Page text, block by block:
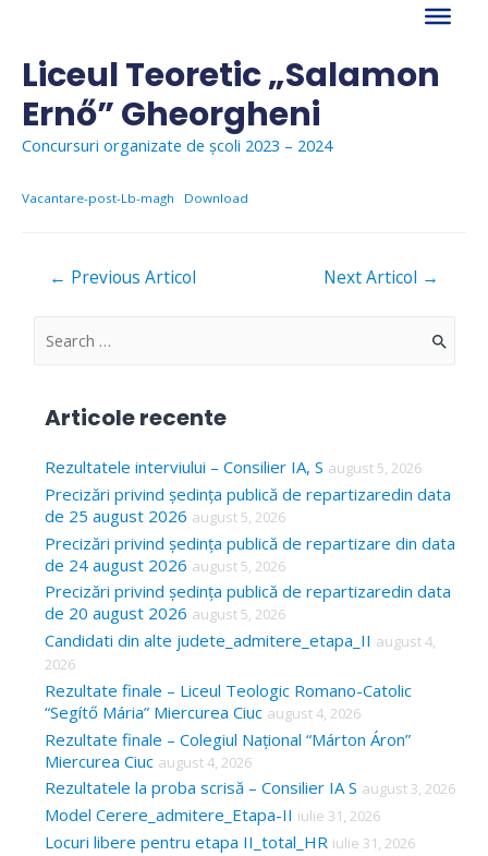
contentLiceul Teoretic „Salamon
Ernő” Gheorgheni
Concursuri organizate de școli 2023 – 2024
Vacantare-post-Lb-magh Download
Navigare
← Previous Articol Next Articol →
S
c
h
f
o
r
:
Articole recente
Rezultatele interviului – Consilier IA, S august 5, 2026
Precizări privind ședința publică de repartizaredin data
de 25 august 2026 august 5, 2026
Precizări privind ședința publică de repartizare din data
de 24 august 2026 august 5, 2026
Precizări privind ședința publică de repartizaredin data
de 20 august 2026 august 5, 2026
Candidati din alte judete_admitere_etapa_II august 4,
2026
Rezultate finale – Liceul Teologic Romano-Catolic
“Segítő Mária” Miercurea Ciuc august 4, 2026
Rezultate finale – Colegiul Național “Márton Áron”
Miercurea Ciuc august 4, 2026
Rezultatele la proba scrisă – Consilier IA S august 3, 2026
Model Cerere_admitere_Etapa-II iulie 31, 2026
Locuri libere pentru etapa II_total_HR iulie 31, 2026